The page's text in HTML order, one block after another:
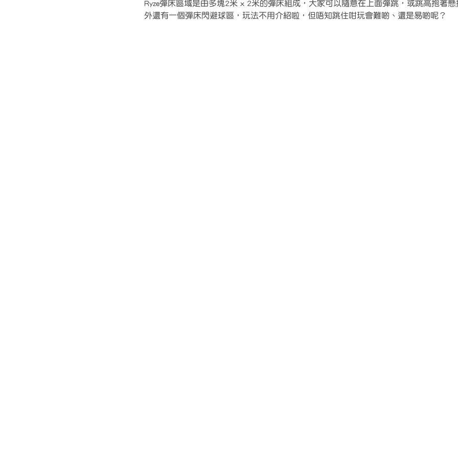
Ryze彈床區域是由多塊2米 x 2米的彈床組成，大家可以隨意在上面彈跳，或跳高抱著
外還有一個彈床閃避球區，玩法不用介紹啦，但唔知跳住咁玩會難啲、還是易啲呢？